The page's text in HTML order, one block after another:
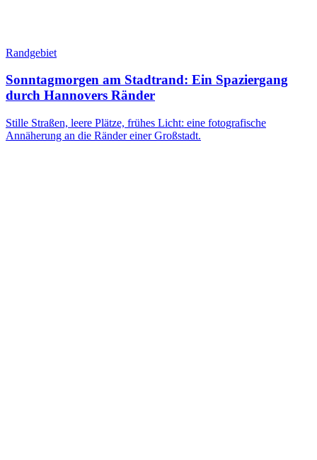
Randgebiet
Sonntagmorgen am Stadtrand: Ein Spaziergang
durch Hannovers Ränder
Stille Straßen, leere Plätze, frühes Licht: eine fotografische
Annäherung an die Ränder einer Großstadt.